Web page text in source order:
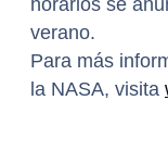
horarios se
verano.
Para más
la NASA, visita